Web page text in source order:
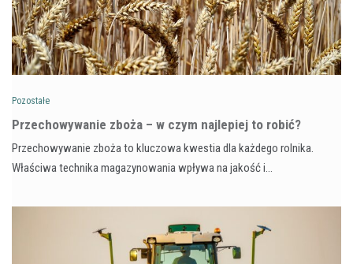
Pozostałe
Przechowywanie zboża – w czym najlepiej to robić?
Przechowywanie zboża to kluczowa kwestia dla każdego rolnika.
Właściwa technika magazynowania wpływa na jakość i…